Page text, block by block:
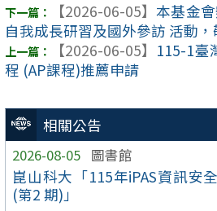
相關公告
2026-08-05 圖書館
崑山科大「115年iPAS資訊安
(第2 期)」
【2026-06-05】 本基金
自我成長研習及國外參訪 活動，
【2026-06-05】 115-1臺
程 (AP課程)推薦申請